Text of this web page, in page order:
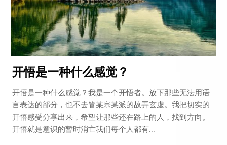
开悟是一种什么感觉？
开悟是一种什么感觉？我是一个开悟者。放下那些无法用语
言表达的部分，也不去管某宗某派的故弄玄虚。我把切实的
开悟感受分享出来，希望让那些还在路上的人，找到方向。
开悟就是意识的暂时消亡我们每个人都有...